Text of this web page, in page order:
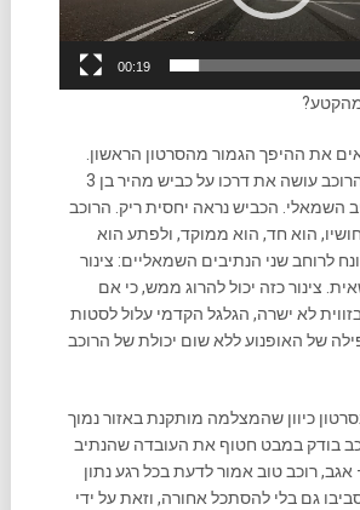
00:19
את ההיפך הגמור מהסרטון הראשון.
אפילו מעבר לכך. הרוכב עושה את דרכו על כביש מהיר בן 3
השמאלי. הכביש נראה יחסית ריק. הרוכב
הוא חד, הוא ממוקד, ולפתע הוא
לרוחב שני הנתיבים השמאליים: צינור
צינור כזה יכול להרוג ממש, כי אם
לא ישרה, הגלגל הקדמי עלול לסטות
של האופנוע ללא שום יכולת של הרוכב
כיוון שהמצלמה מותקנת באזור נמוך
בודק במבט חטוף את העובדה שהנתיב
אגב, רוכב טוב אמור לדעת בכל רגע נתון
גם בלי להסתכל אחורה, וזאת על ידי